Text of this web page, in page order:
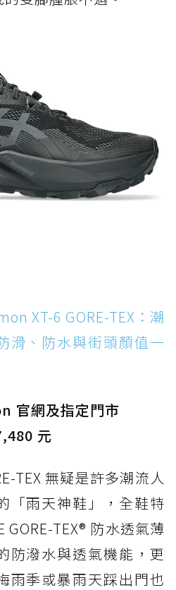
XT-6 GORE-TEX：潮
滑、防水與街頭顏值一
官網及指定門市
元
TEX 無疑是許多潮流人
「雨天神鞋」，全鞋特
GORE-TEX® 防水透氣薄
防潑水與透氣機能，更
雨季或暴雨天踩出門也